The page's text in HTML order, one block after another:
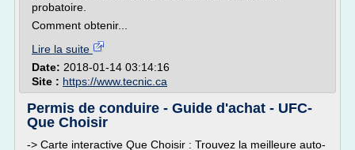
probatoire.
Comment obtenir...
Lire la suite
Date: 2018-01-14 03:14:16
Site : https://www.tecnic.ca
Permis de conduire - Guide d'achat - UFC-
Que Choisir
-> Carte interactive Que Choisir : Trouvez la meilleure auto-